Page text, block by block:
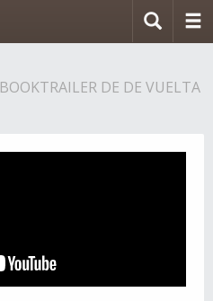
BOOKTRAILER DE DE VUELTA